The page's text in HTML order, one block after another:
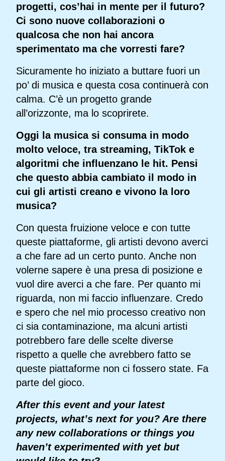
progetti, cos’hai in mente per il futuro?
Ci sono nuove collaborazioni o
qualcosa che non hai ancora
sperimentato ma che vorresti fare?
Sicuramente ho iniziato a buttare fuori un
po’ di musica e questa cosa continuerà con
calma. C’è un progetto grande
all’orizzonte, ma lo scoprirete.
Oggi la musica si consuma in modo
molto veloce, tra streaming, TikTok e
algoritmi che influenzano le hit. Pensi
che questo abbia cambiato il modo in
cui gli artisti creano e vivono la loro
musica?
Con questa fruizione veloce e con tutte
queste piattaforme, gli artisti devono averci
a che fare ad un certo punto. Anche non
volerne sapere è una presa di posizione e
vuol dire averci a che fare. Per quanto mi
riguarda, non mi faccio influenzare. Credo
e spero che nel mio processo creativo non
ci sia contaminazione, ma alcuni artisti
potrebbero fare delle scelte diverse
rispetto a quelle che avrebbero fatto se
queste piattaforme non ci fossero state. Fa
parte del gioco.
After this event and your latest
projects, what’s next for you? Are there
any new collaborations or things you
haven’t experimented with yet but